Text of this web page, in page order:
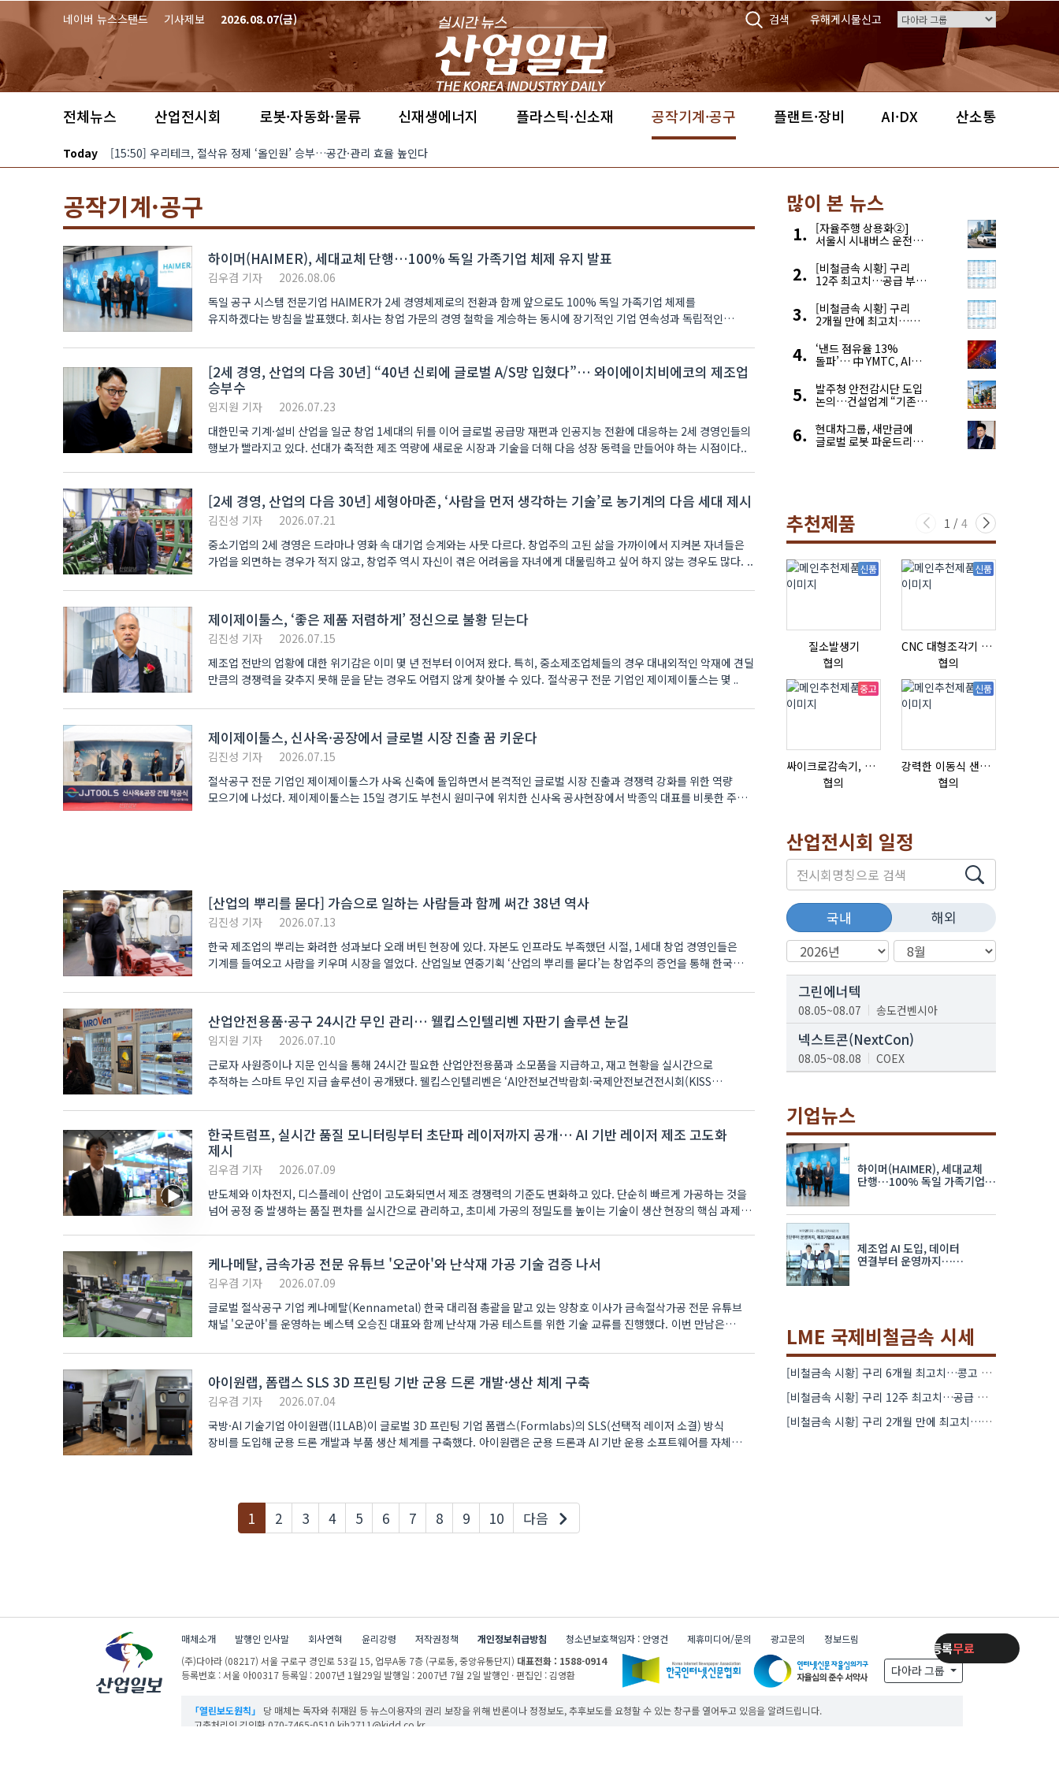
네이버 뉴스스탠드 기사제보 2026.08.07(금) 검색 유해게시물신고
전체뉴스 산업전시회 로봇·자동화·물류 신재생에너지 플라스틱·신소재 공작기계·공구 플랜트·장비 AI·DX 산소통
Today [15:50] 우리테크, 절삭유 정제 ‘올인원’ 승부…공간·관리 효율 높인다
공작기계·공구
하이머(HAIMER), 세대교체 단행…100% 독일 가족기업 체제 유지 발표
김우겸 기자
2026.08.06
독일 공구 시스템 전문기업 HAIMER가 2세 경영체제로의 전환과 함께 앞으로도 100% 독일 가족기업 체제를
유지하겠다는 방침을 발표했다. 회사는 창업 가문의 경영 철학을 계승하는 동시에 장기적인 기업 연속성과 독립적인
[2세 경영, 산업의 다음 30년] “40년 신뢰에 글로벌 A/S망 입혔다”… 와이에이치비에코의 제조업
승부수
임지원 기자
2026.07.23
대한민국 기계·설비 산업을 일군 창업 1세대의 뒤를 이어 글로벌 공급망 재편과 인공지능 전환에 대응하는 2세 경영인들의
행보가 빨라지고 있다. 선대가 축적한 제조 역량에 새로운 시장과 기술을 더해 다음 성장 동력을 만들어야 하는 시점이다..
[2세 경영, 산업의 다음 30년] 세형아마존, ‘사람을 먼저 생각하는 기술’로 농기계의 다음 세대 제시
김진성 기자
2026.07.21
중소기업의 2세 경영은 드라마나 영화 속 대기업 승계와는 사뭇 다르다. 창업주의 고된 삶을 가까이에서 지켜본 자녀들은
가업을 외면하는 경우가 적지 않고, 창업주 역시 자신이 겪은 어려움을 자녀에게 대물림하고 싶어 하지 않는 경우도 많다. ..
제이제이툴스, ‘좋은 제품 저렴하게’ 정신으로 불황 딛는다
김진성 기자
2026.07.15
제조업 전반의 업황에 대한 위기감은 이미 몇 년 전부터 이어져 왔다. 특히, 중소제조업체들의 경우 대내외적인 악재에 견딜
만큼의 경쟁력을 갖추지 못해 문을 닫는 경우도 어렵지 않게 찾아볼 수 있다. 절삭공구 전문 기업인 제이제이툴스는 몇 ..
제이제이툴스, 신사옥·공장에서 글로벌 시장 진출 꿈 키운다
김진성 기자
2026.07.15
절삭공구 전문 기업인 제이제이툴스가 사옥 신축에 돌입하면서 본격적인 글로벌 시장 진출과 경쟁력 강화를 위한 역량
모으기에 나섰다. 제이제이툴스는 15일 경기도 부천시 원미구에 위치한 신사옥 공사현장에서 박종익 대표를 비롯한 주요
[산업의 뿌리를 묻다] 가슴으로 일하는 사람들과 함께 써간 38년 역사
김진성 기자
2026.07.13
한국 제조업의 뿌리는 화려한 성과보다 오래 버틴 현장에 있다. 자본도 인프라도 부족했던 시절, 1세대 창업 경영인들은
기계를 들여오고 사람을 키우며 시장을 열었다. 산업일보 연중기획 ‘산업의 뿌리를 묻다’는 창업주의 증언을 통해 한국
산업안전용품·공구 24시간 무인 관리… 웰킵스인텔리벤 자판기 솔루션 눈길
임지원 기자
2026.07.10
근로자 사원증이나 지문 인식을 통해 24시간 필요한 산업안전용품과 소모품을 지급하고, 재고 현황을 실시간으로
추적하는 스마트 무인 지급 솔루션이 공개됐다. 웰킵스인텔리벤은 ‘AI안전보건박람회·국제안전보건전시회(KISS
한국트럼프, 실시간 품질 모니터링부터 초단파 레이저까지 공개… AI 기반 레이저 제조 고도화
제시
김우겸 기자
2026.07.09
반도체와 이차전지, 디스플레이 산업이 고도화되면서 제조 경쟁력의 기준도 변화하고 있다. 단순히 빠르게 가공하는 것을
넘어 공정 중 발생하는 품질 편차를 실시간으로 관리하고, 초미세 가공의 정밀도를 높이는 기술이 생산 현장의 핵심 과제로
케나메탈, 금속가공 전문 유튜브 '오군아'와 난삭재 가공 기술 검증 나서
김우겸 기자
2026.07.09
글로벌 절삭공구 기업 케나메탈(Kennametal) 한국 대리점 총괄을 맡고 있는 양창호 이사가 금속절삭가공 전문 유튜브
채널 '오군아'를 운영하는 베스텍 오승진 대표와 함께 난삭재 가공 테스트를 위한 기술 교류를 진행했다. 이번 만남은
아이원랩, 폼랩스 SLS 3D 프린팅 기반 군용 드론 개발·생산 체계 구축
김우겸 기자
2026.07.04
국방·AI 기술기업 아이원랩(I1LAB)이 글로벌 3D 프린팅 기업 폼랩스(Formlabs)의 SLS(선택적 레이저 소결) 방식
장비를 도입해 군용 드론 개발과 부품 생산 체계를 구축했다. 아이원랩은 군용 드론과 AI 기반 운용 소프트웨어를 자체
1 현재페이지
2 3 4 5 6 7 8 9 10 다음
많이 본 뉴스
[자율주행 상용화②]
서울시 시내버스 운전자
해결한다
[비철금속 시황] 구리
12주 최고치…공급 부족
[비철금속 시황] 구리
2개월 만에 최고치…
우려 확대
‘낸드 점유율 13%
돌파’… 中 YMTC, AI
4위 맹추격
발주청 안전감시단 도입
논의…건설업계 “기존
현대차그룹, 새만금에
글로벌 로봇 파운드리
추천제품 1 / 4
신품
질소발생기
협의
신품
CNC 대형조각기 K-2040B
협의
중고
싸이크로감속기, 감속기제작
협의
신품
강력한 이동식 샌딩기 / 고급 이태리 IBIX샌드블라스터
협의
산업전시회 일정
국내 해외
그린에너텍
08.05~08.07 송도컨벤시아
넥스트콘(NextCon)
08.05~08.08 COEX
08.19~08.21
K-PRINT
08.19~08.22
자율주행모빌리티산업전
08.25~08.27
차세대 반도체 패키징 산업전
08.26~08.28 수원컨벤션센터
기업뉴스
하이머(HAIMER), 세대교체
단행…100% 독일 가족기업
제조업 AI 도입, 데이터
연결부터 운영까지…
LME 국제비철금속 시세
[비철금속 시황] 구리 6개월 최고치…콩고 수출 규제에 공급 우려 확대
[비철금속 시황] 구리 12주 최고치…공급 부족 우려에 강세
[비철금속 시황] 구리 2개월 만에 최고치…재고 감소에 공급 부족 우려 확대
제품등록 무료제품등록 제품등록무료
매체소개 발행인 인사말 회사연혁 윤리강령 저작권정책 개인정보취급방침 청소년보호책임자 : 안영건 제휴미디어/문의 광고문의
정보드림
(주)다아라 (08217) 서울 구로구 경인로 53길 15,업무A동 7층 (구로동, 중앙유통단지) 대표전화 : 1588-0914
등록번호 : 서울 아00317 등록일 : 2007년 1월29일 발행일 : 2007년 7월 2일 발행인 · 편집인 : 김영환 다아라 그룹
「열린보도원칙」
당 매체는 독자와 취재원 등 뉴스이용자의 권리 보장을 위해 반론이나 정정보도, 추후보도를 요청할 수 있는 창구를 열어두고 있음을 알려드립니다.
고충처리인 김인환 070-7465-0510 kih2711@kidd.co.kr